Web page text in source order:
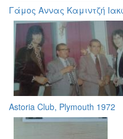
Γάμος Αννας Καμιντζή
Astoria Club, Plymouth 1972